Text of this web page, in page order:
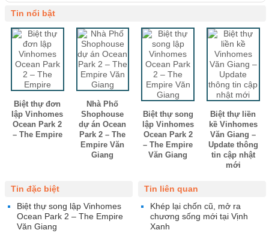
Tin nổi bật
Biệt thự đơn
lập Vinhomes
Ocean Park 2
– The Empire
Nhà Phố
Shophouse
dự án Ocean
Park 2 – The
Empire Văn
Giang
Biệt thự song
lập Vinhomes
Ocean Park 2
– The Empire
Văn Giang
Biệt thự liền
kề Vinhomes
Văn Giang –
Update thông
tin cập nhật
mới
Tin liên quan
Khép lại chốn cũ, mở ra
chương sống mới tại Vịnh
Xanh
Tin đặc biệt
Biệt thự song lập Vinhomes
Ocean Park 2 – The Empire
Văn Giang